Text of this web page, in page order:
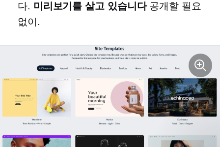
다. 미리보기를 살고 있습니다공개할 필요
없이.